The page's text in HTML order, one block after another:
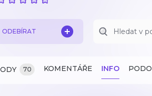
ODEBÍRAT
70 KOMENTÁŘE INFO